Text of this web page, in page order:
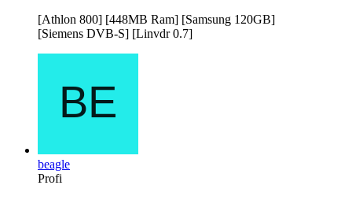
[Athlon 800] [448MB Ram] [Samsung 120GB]
[Siemens DVB-S] [Linvdr 0.7]
beagle
Profi